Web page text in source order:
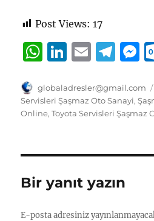
Post Views: 17
W
at
s
p
Li
k
e
I
E
ai
l
T
e
g
a
e
g
Yazar
globaladresler@gmail.com
Servisleri Şaşmaz Oto Sanayi,
Online,Toyota Servisleri Şaşmaz
Bir yanıt yazın
E-posta adresiniz